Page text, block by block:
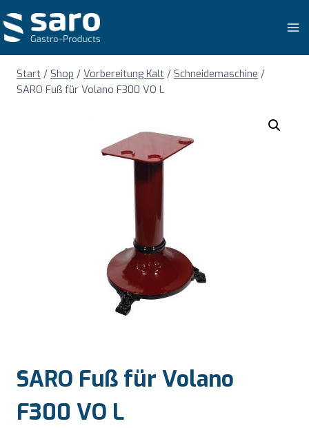
Inhalt
springen
Start / Shop / Vorbereitung Kalt / Schneidemaschine /
SARO Fuß für Volano F300 VO L
SARO Fuß für Volano
F300 VO L